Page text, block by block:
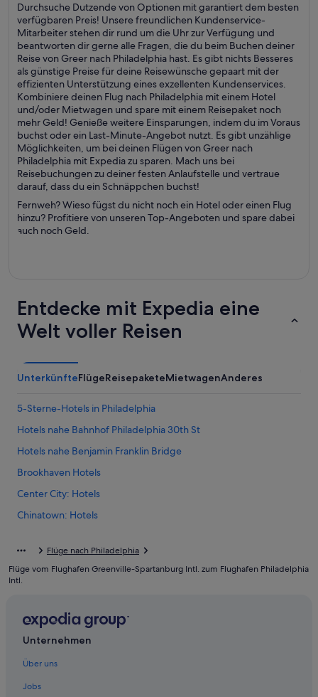
Durchsuche Dutzende von Optionen mit garantiert dem besten
verfügbaren Preis! Unsere freundlichen Kundenservice-
Mitarbeiter stehen dir rund um die Uhr zur Verfügung und
beantworten dir gerne alle Fragen, die du beim Buchen deiner
Reise von Greer nach Philadelphia hast. Es gibt nichts Besseres
als günstige Preise für deine Reisewünsche gepaart mit der
effizienten Unterstützung eines exzellenten Kundenservices.
Kombiniere deinen Flug nach Philadelphia mit einem Hotel
und/oder Mietwagen und spare mit einem Reisepaket noch
mehr Geld! Genieße weitere Einsparungen, indem du im Voraus
buchst oder ein Last-Minute-Angebot nutzt. Es gibt unzählige
Möglichkeiten, um bei deinen Flügen von Greer nach
Philadelphia mit Expedia zu sparen. Mach uns bei
Reisebuchungen zu deiner festen Anlaufstelle und vertraue
darauf, dass du ein Schnäppchen buchst!
Fernweh? Wieso fügst du nicht noch ein Hotel oder einen Flug
hinzu? Profitiere von unseren Top-Angeboten und spare dabei
auch noch Geld.
Entdecke mit Expedia eine
Welt voller Reisen
UnterkünfteFlügeReisepaketeMietwagenAnderes
5-Sterne-Hotels in Philadelphia
Hotels nahe Bahnhof Philadelphia 30th St
Hotels nahe Benjamin Franklin Bridge
Brookhaven Hotels
Center City: Hotels
Chinatown: Hotels
Havertown Hotels
Hotels nahe Kimmel Center for the Performing Arts
Hotels nahe Lincoln Financial Field
Market East: Hotels
Parkway Museums District: Hotels
Aparthotels in Philadelphia
Flüge nach Philadelphia
Flüge vom Flughafen Greenville-Spartanburg Intl. zum Flughafen Philadelphia
Intl.
Unternehmen
Über uns
Jobs